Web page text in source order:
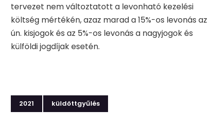
tervezet nem változtatott a levonható kezelési
költség mértékén, azaz marad a 15%-os levonás az
ún. kisjogok és az 5%-os levonás a nagyjogok és
külföldi jogdíjak esetén.
2021 küldöttgyűlés